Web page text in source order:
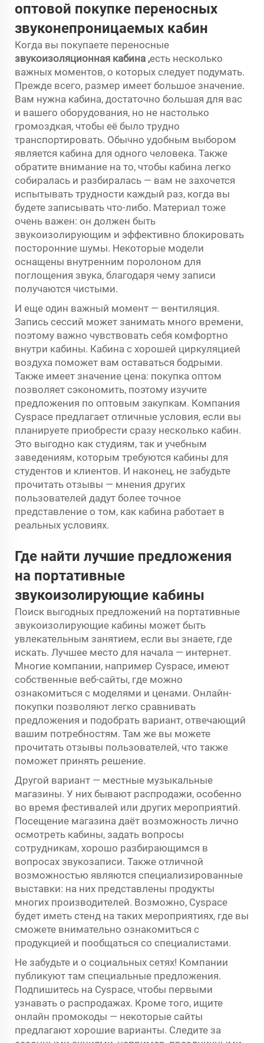
оптовой покупке переносных
звуконепроницаемых кабин
Когда вы покупаете переносные
звукоизоляционная кабина ,есть несколько
важных моментов, о которых следует подумать.
Прежде всего, размер имеет большое значение.
Вам нужна кабина, достаточно большая для вас
и вашего оборудования, но не настолько
громоздкая, чтобы её было трудно
транспортировать. Обычно удобным выбором
является кабина для одного человека. Также
обратите внимание на то, чтобы кабина легко
собиралась и разбиралась — вам не захочется
испытывать трудности каждый раз, когда вы
будете записывать что-либо. Материал тоже
очень важен: он должен быть
звукоизолирующим и эффективно блокировать
посторонние шумы. Некоторые модели
оснащены внутренним поролоном для
поглощения звука, благодаря чему записи
получаются чистыми.
И еще один важный момент — вентиляция.
Запись сессий может занимать много времени,
поэтому важно чувствовать себя комфортно
внутри кабины. Кабина с хорошей циркуляцией
воздуха поможет вам оставаться бодрыми.
Также имеет значение цена: покупка оптом
позволяет сэкономить, поэтому изучите
предложения по оптовым закупкам. Компания
Cyspace предлагает отличные условия, если вы
планируете приобрести сразу несколько кабин.
Это выгодно как студиям, так и учебным
заведениям, которым требуются кабины для
студентов и клиентов. И наконец, не забудьте
прочитать отзывы — мнения других
пользователей дадут более точное
представление о том, как кабина работает в
реальных условиях.
Где найти лучшие предложения
на портативные
звукоизолирующие кабины
Поиск выгодных предложений на портативные
звукоизолирующие кабины может быть
увлекательным занятием, если вы знаете, где
искать. Лучшее место для начала — интернет.
Многие компании, например Cyspace, имеют
собственные веб-сайты, где можно
ознакомиться с моделями и ценами. Онлайн-
покупки позволяют легко сравнивать
предложения и подобрать вариант, отвечающий
вашим потребностям. Там же вы можете
прочитать отзывы пользователей, что также
поможет принять решение.
Другой вариант — местные музыкальные
магазины. У них бывают распродажи, особенно
во время фестивалей или других мероприятий.
Посещение магазина даёт возможность лично
осмотреть кабины, задать вопросы
сотрудникам, хорошо разбирающимся в
вопросах звукозаписи. Также отличной
возможностью являются специализированные
выставки: на них представлены продукты
многих производителей. Возможно, Cyspace
будет иметь стенд на таких мероприятиях, где вы
сможете внимательно ознакомиться с
продукцией и пообщаться со специалистами.
Не забудьте и о социальных сетях! Компании
публикуют там специальные предложения.
Подпишитесь на Cyspace, чтобы первыми
узнавать о распродажах. Кроме того, ищите
онлайн промокоды — некоторые сайты
предлагают хорошие варианты. Следите за